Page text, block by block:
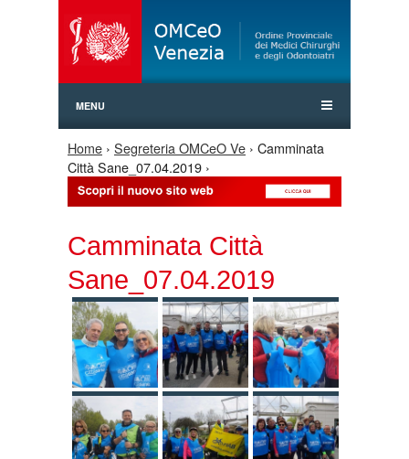
MENU
Tu sei qui
Home › Segreteria OMCeO Ve › Camminata
Città Sane_07.04.2019 ›
Camminata Città
Sane_07.04.2019